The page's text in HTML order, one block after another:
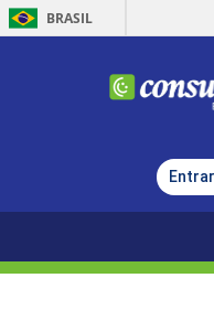
BRASIL